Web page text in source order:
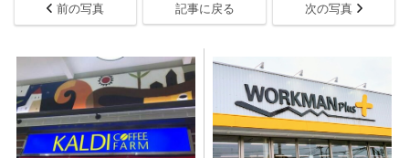
前の写真 記事に戻る 次の写真